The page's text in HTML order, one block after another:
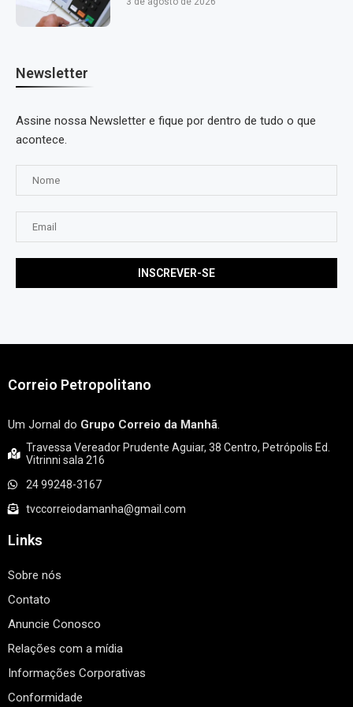
Newsletter
Assine nossa Newsletter e fique por dentro de tudo o que
acontece.
Correio Petropolitano
Um Jornal do Grupo Correio da Manhã.
Travessa Vereador Prudente Aguiar, 38 Centro, Petrópolis Ed.
Vitrinni sala 216
24 99248-3167
tvccorreiodamanha@gmail.com
Links
Sobre nós
Contato
Anuncie Conosco
Relações com a mídia
Informações Corporativas
Conformidade